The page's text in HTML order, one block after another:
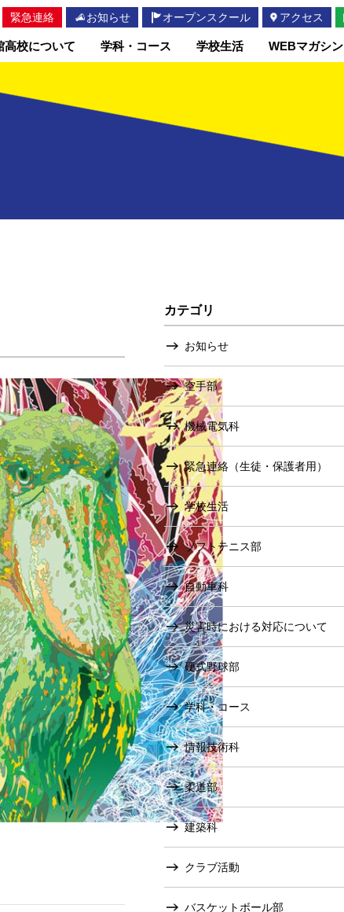
高校について
学科・コース 学校生活 WEBマガシン
緊急連絡 お知らせ オープンスクール アクセス
カテゴリ
お知らせ
空手部
機械電気科
緊急連絡（生徒・保護者用）
学校生活
ソフトテニス部
自動車科
災害時における対応について
硬式野球部
学科・コース
情報技術科
柔道部
建築科
クラブ活動
バスケットボール部